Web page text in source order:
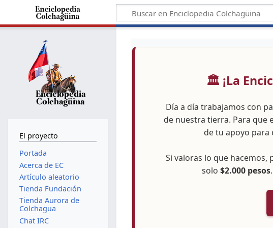
🏛️ ¡La
Día a día trabajamos con
de nuestra tierra. Para que
de tu apoyo
Si valoras lo que
solo $2.000 pesos
El proyecto
Portada
Acerca de EC
Artículo aleatorio
Tienda Fundación
Tienda Aurora de
Colchagua
Chat IRC